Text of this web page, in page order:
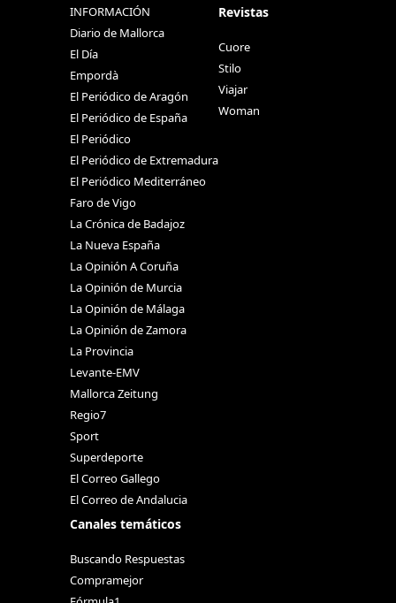
INFORMACIÓN
Diario de Mallorca
El Día
Empordà
El Periódico de Aragón
El Periódico de España
El Periódico
El Periódico de Extremadura
El Periódico Mediterráneo
Faro de Vigo
La Crónica de Badajoz
La Nueva España
La Opinión A Coruña
La Opinión de Murcia
La Opinión de Málaga
La Opinión de Zamora
La Provincia
Levante-EMV
Mallorca Zeitung
Regio7
Sport
Superdeporte
El Correo Gallego
El Correo de Andalucia
Canales temáticos
Buscando Respuestas
Compramejor
Revistas
Cuore
Stilo
Viajar
Woman